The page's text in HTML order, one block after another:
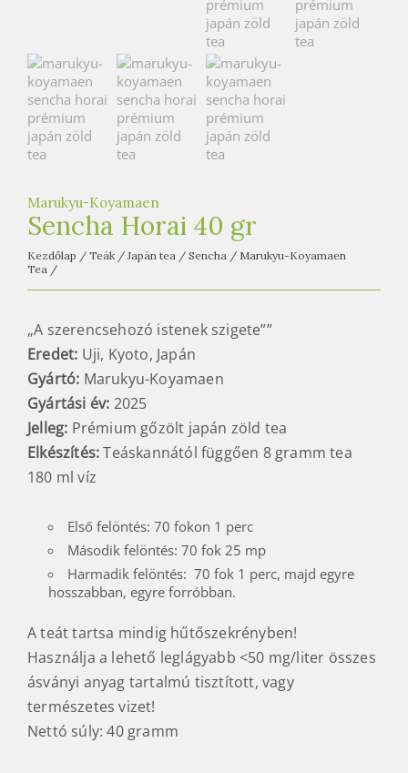
e
a
h
á
z
Marukyu-Koyamaen
Sencha Horai 40 gr
Kezdőlap / Teák / Japán tea / Sencha / Marukyu-Koyamaen
Tea /
„A szerencsehozó istenek szigete””
Eredet: Uji, Kyoto, Japán
Gyártó: Marukyu-Koyamaen
Gyártási év: 2025
Jelleg: Prémium gőzölt japán zöld tea
Elkészítés:Teáskannától függően 8 gramm tea
180 ml víz
Első felöntés: 70 fokon 1 perc
Második felöntés: 70 fok 25 mp
Harmadik felöntés: 70 fok 1 perc, majd egyre
hosszabban, egyre forróbban.
A teát tartsa mindig hűtőszekrényben!
Használja a lehető leglágyabb <50 mg/liter összes
ásványi anyag tartalmú tisztított, vagy
természetes vizet!
Nettó súly: 40 gramm